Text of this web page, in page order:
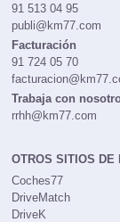
91 513 04 95
publi@km77.com
Facturación
91 724 05 70
Trabaja con
rrhh@km77.com
OTROS SITIOS DE
Coches77
DriveMatch
DriveK